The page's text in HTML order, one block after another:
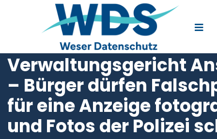
Verwaltungsgericht
– Bürger dürfen
für eine Anzeige
und Fotos der Polizei